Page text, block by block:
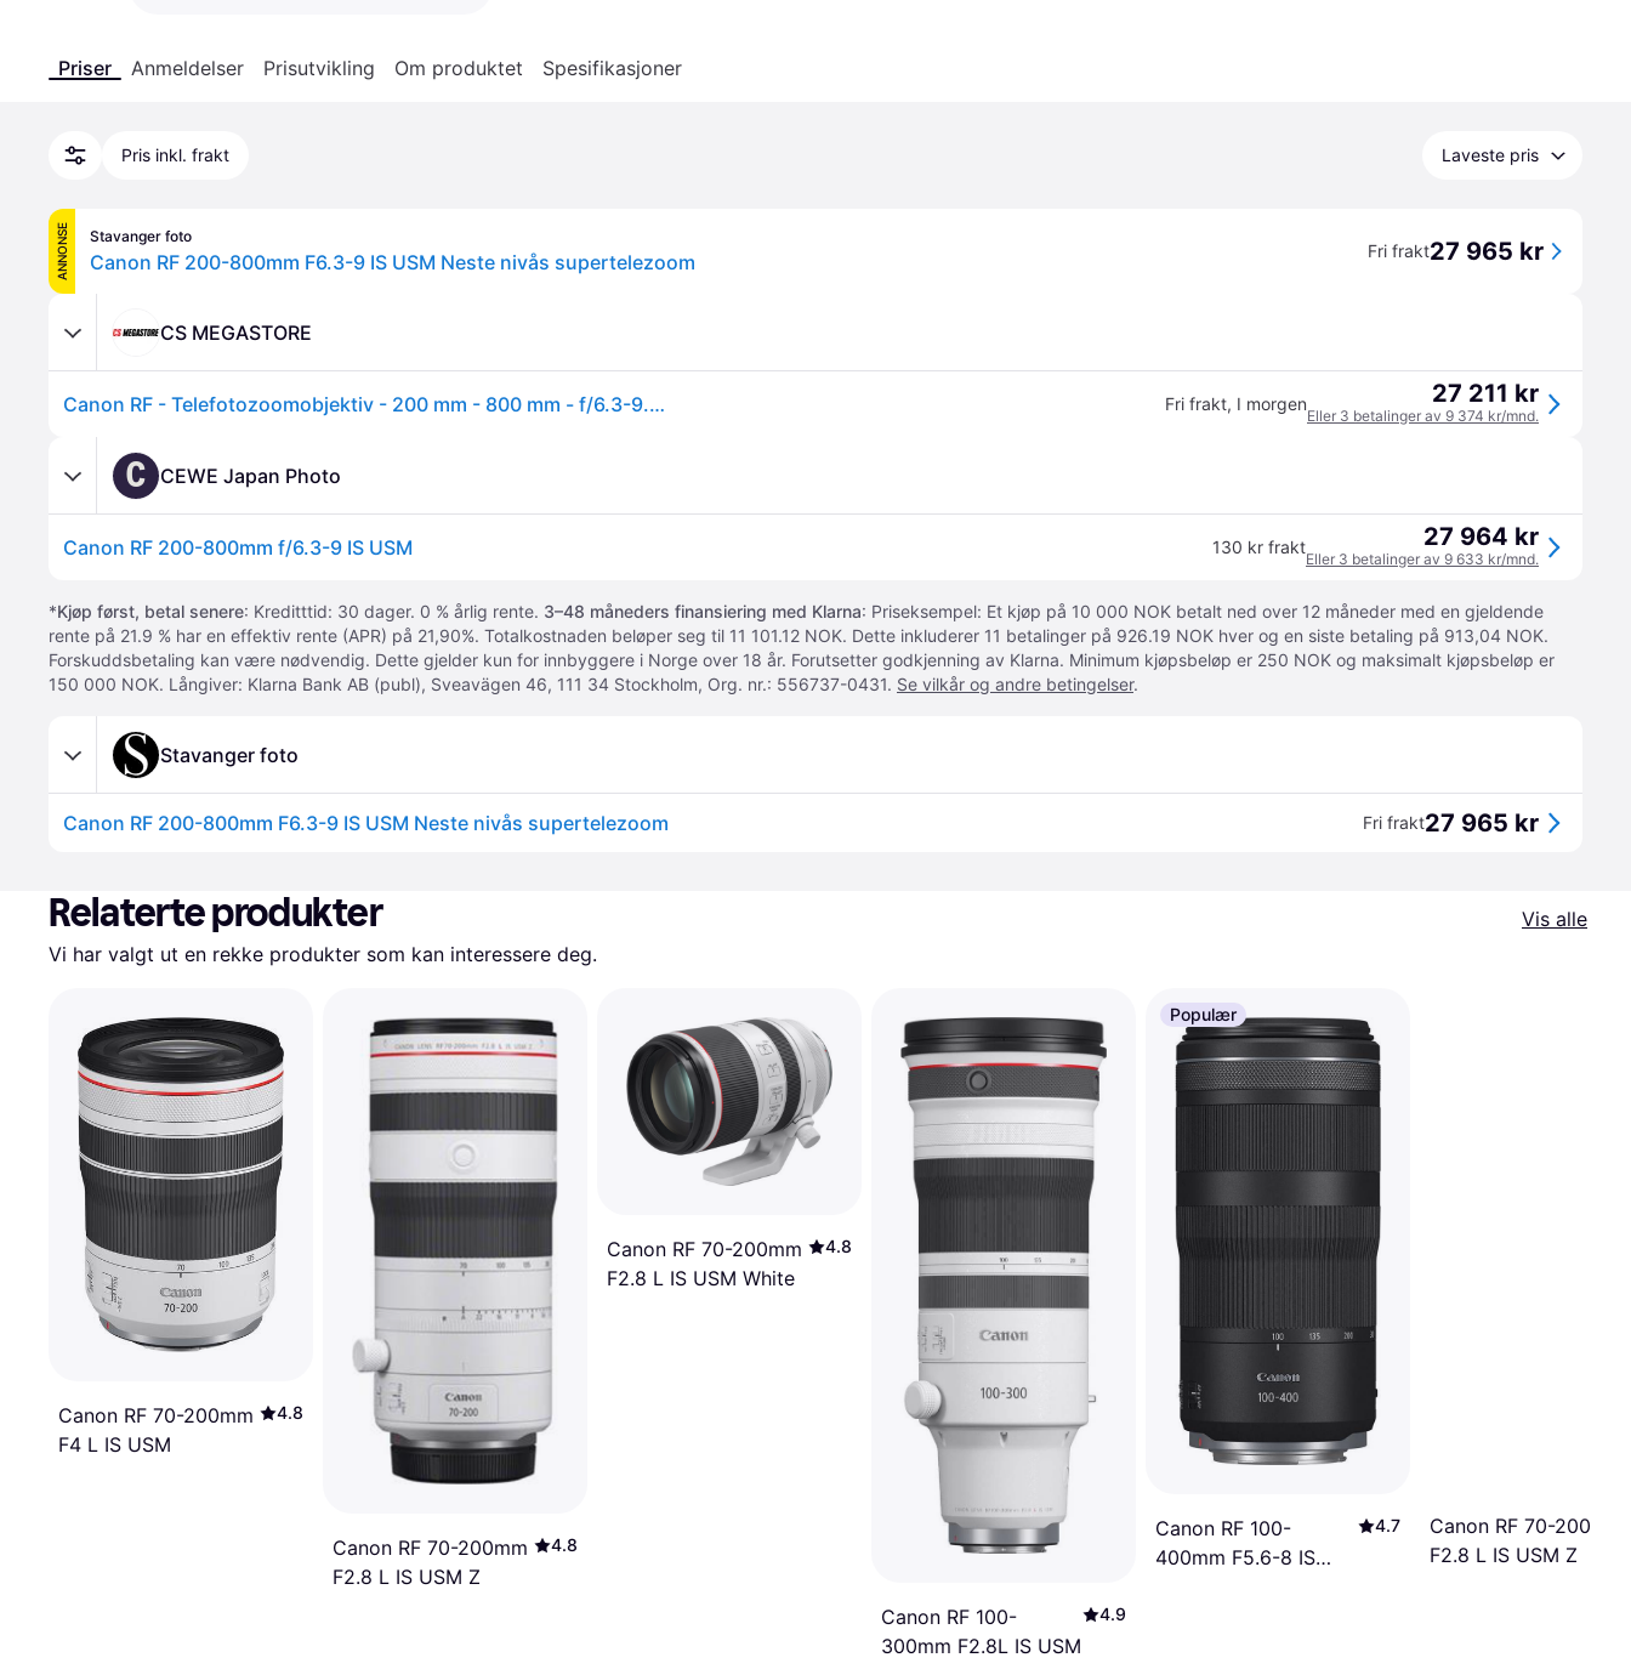
Priser Anmeldelser Prisutvikling Om produktet Spesifikasjoner
Pris inkl. frakt Laveste pris
ANNONSE Stavanger foto
Canon RF 200-800mm F6.3-9 IS USM Neste nivås supertelezoom Fri frakt27 965 kr
CS MEGASTORE
Canon RF - Telefotozoomobjektiv - 200 mm - 800 mm - f/6.3-9.0 IS USM - Canon RF Fri frakt, I morgen 27 211 kr
Eller 3 betalinger av 9 374 kr/mnd.
C CEWE Japan Photo
Canon RF 200-800mm f/6.3-9 IS USM 130 kr frakt 27 964 kr
Eller 3 betalinger av 9 633 kr/mnd.
*Kjøp først, betal senere: Kreditttid: 30 dager. 0 % årlig rente. 3–48 måneders finansiering med Klarna: Priseksempel: Et kjøp på 10 000 NOK betalt ned over 12 måneder med en gjeldende
rente på 21.9 % har en effektiv rente (APR) på 21,90%. Totalkostnaden beløper seg til 11 101.12 NOK. Dette inkluderer 11 betalinger på 926.19 NOK hver og en siste betaling på 913,04 NOK.
Forskuddsbetaling kan være nødvendig. Dette gjelder kun for innbyggere i Norge over 18 år. Forutsetter godkjenning av Klarna. Minimum kjøpsbeløp er 250 NOK og maksimalt kjøpsbeløp er
150 000 NOK. Långiver: Klarna Bank AB (publ), Sveavägen 46, 111 34 Stockholm, Org. nr.: 556737-0431. Se vilkår og andre betingelser.
Stavanger foto
Canon RF 200-800mm F6.3-9 IS USM Neste nivås supertelezoom Fri frakt27 965 kr
Relaterte produkter
Vis alle
Vi har valgt ut en rekke produkter som kan interessere deg.
Canon RF 70-200mm
F4 L IS USM
4.8
Canon RF 70-200mm
F2.8 L IS USM Z
4.8
Canon RF 70-200mm
F2.8 L IS USM White
4.8
Canon RF 100-
300mm F2.8L IS USM
4.9
Populær
Canon RF 100-
400mm F5.6-8 IS
4.7
Canon RF 70-200mm
F2.8 L IS USM Z